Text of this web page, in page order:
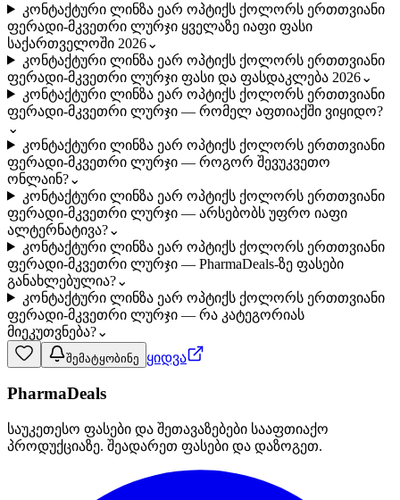
კონტაქტური ლინზა ეარ ოპტიქს ქოლორს ერთთვიანი
ფერადი-მკვეთრი ლურჯი ყველაზე იაფი ფასი
საქართველოში 2026⌄
კონტაქტური ლინზა ეარ ოპტიქს ქოლორს ერთთვიანი
ფერადი-მკვეთრი ლურჯი ფასი და ფასდაკლება 2026⌄
კონტაქტური ლინზა ეარ ოპტიქს ქოლორს ერთთვიანი
ფერადი-მკვეთრი ლურჯი — რომელ აფთიაქში ვიყიდო?
⌄
კონტაქტური ლინზა ეარ ოპტიქს ქოლორს ერთთვიანი
ფერადი-მკვეთრი ლურჯი — როგორ შევუკვეთო
ონლაინ?⌄
კონტაქტური ლინზა ეარ ოპტიქს ქოლორს ერთთვიანი
ფერადი-მკვეთრი ლურჯი — არსებობს უფრო იაფი
ალტერნატივა?⌄
კონტაქტური ლინზა ეარ ოპტიქს ქოლორს ერთთვიანი
ფერადი-მკვეთრი ლურჯი — PharmaDeals-ზე ფასები
განახლებულია?⌄
კონტაქტური ლინზა ეარ ოპტიქს ქოლორს ერთთვიანი
ფერადი-მკვეთრი ლურჯი — რა კატეგორიას
მიეკუთვნება?⌄
შემატყობინე ყიდვა
PharmaDeals
საუკეთესო ფასები და შეთავაზებები სააფთიაქო
პროდუქციაზე. შეადარეთ ფასები და დაზოგეთ.